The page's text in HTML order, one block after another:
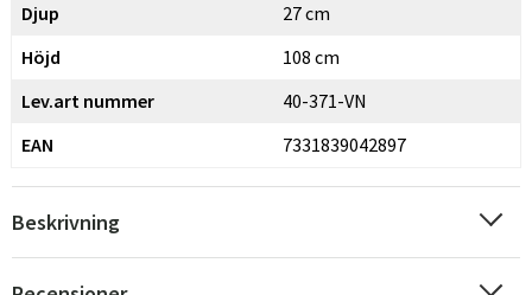
Djup
27 cm
Höjd
108 cm
Lev.art nummer
40-371-VN
EAN
7331839042897
Beskrivning